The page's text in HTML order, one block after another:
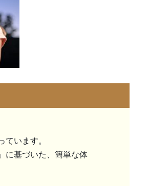
います。
に基づいた、簡単な体